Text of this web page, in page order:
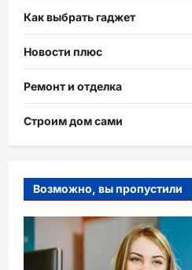
Как выбрать гаджет
Новости плюс
Ремонт и отделка
Строим дом сами
Возможно, вы пропустили